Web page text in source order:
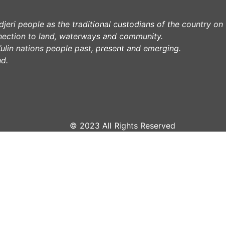
people as the traditional custodians of the country on
to land, waterways and community.
nations people past, present and emerging.
© 2023 All Rights Reserved